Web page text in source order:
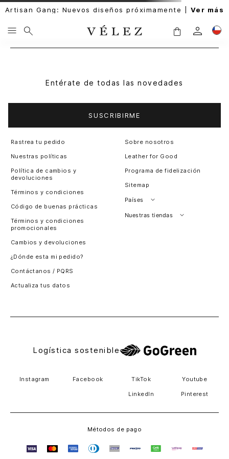
Artisan Gang: Nuevos diseños próximamente | Ver más
Entérate de todas las novedades
SUSCRIBIRME
Rastrea tu pedido
Nuestras políticas
Política de cambios y
devoluciones
Términos y condiciones
Código de buenas prácticas
Términos y condiciones
promocionales
Cambios y devoluciones
¿Dónde esta mi pedido?
Contáctanos / PQRS
Actualiza tus datos
Sobre nosotros
Leather for Good
Programa de fidelización
Sitemap
Países
Perú
Nuestras tiendas
Logística sostenible
Instagram Facebook TikTok Youtube
LinkedIn Pinterest
Métodos de pago